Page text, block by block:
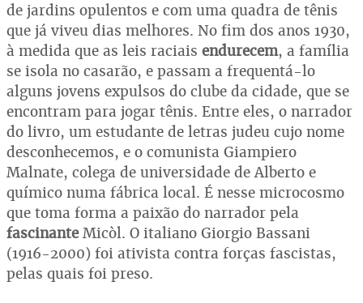
de jardins opulentos e com uma quadra de tênis
que já viveu dias melhores. No fim dos anos 1930,
à medida que as leis raciais endurecem, a família
se isola no casarão, e passam a frequentá-lo
alguns jovens expulsos do clube da cidade, que se
encontram para jogar tênis. Entre eles, o narrador
do livro, um estudante de letras judeu cujo nome
desconhecemos, e o comunista Giampiero
Malnate, colega de universidade de Alberto e
químico numa fábrica local. É nesse microcosmo
que toma forma a paixão do narrador pela
fascinanteMicòl. O italiano Giorgio Bassani
(1916-2000) foi ativista contra forças fascistas,
pelas quais foi preso.